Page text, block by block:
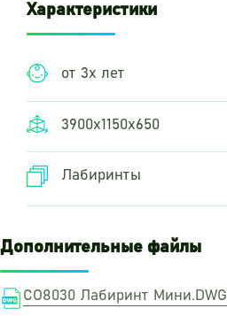
Характеристики
от 3х лет
3900х1150х650
Лабиринты
Дополнительные файлы
СО8030 Лабиринт Мини.DWG